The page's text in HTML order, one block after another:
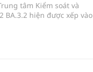
tâm Kiểm soát và
BA.3.2 hiện được xếp vào